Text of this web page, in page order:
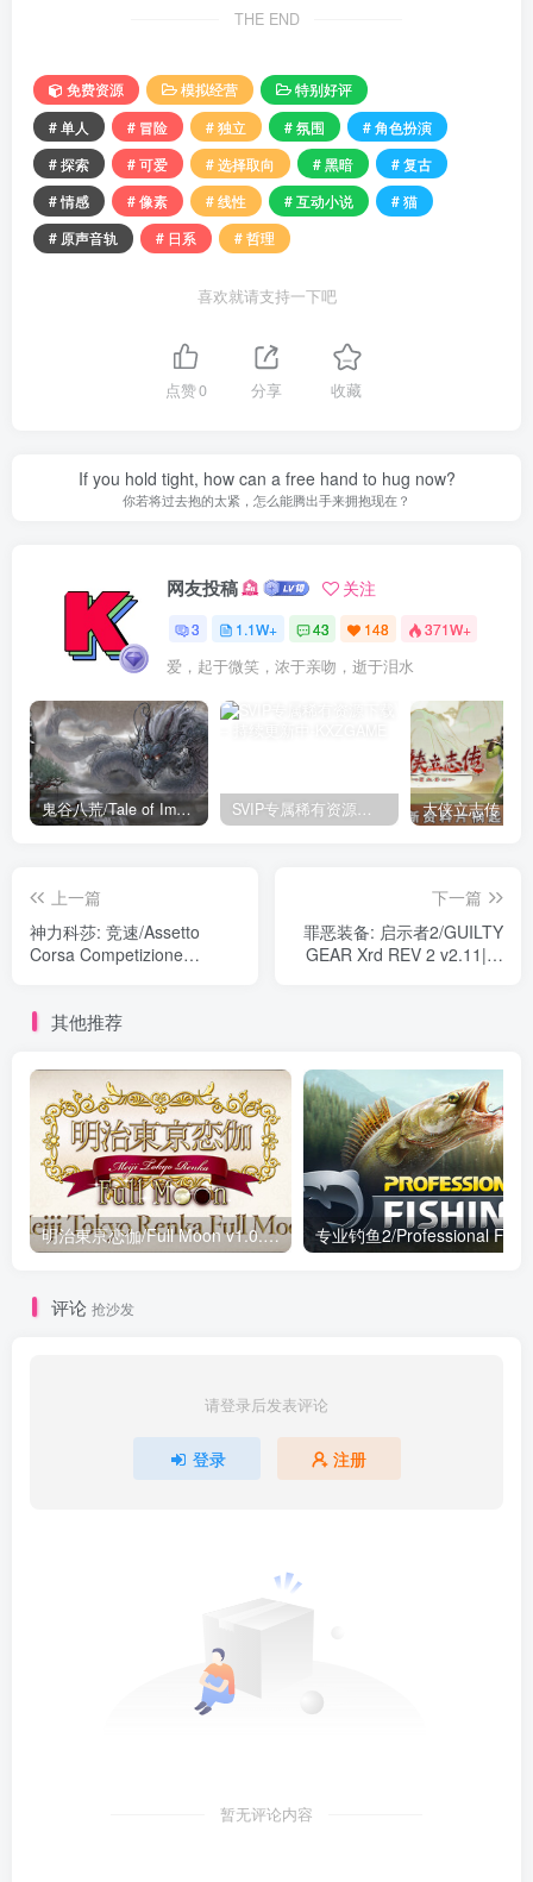
THE END
免费资源 模拟经营
特别好评
# 单人
# 冒险 # 独立 # 氛围
# 角色扮演
# 探索
# 可爱 # 选择取向 # 黑暗
# 复古
# 情感
# 像素 # 线性 # 互动小说
# 猫
# 原声音轨
# 日系 # 哲理
喜欢就请支持一下吧
点赞0 分享 收藏
If you hold tight, how can a free hand to hug now?
你若将过去抱的太紧，怎么能腾出手来拥抱现在？
网友投稿 关注
3 1.1W+ 43 148 371W+
爱，起于微笑，浓于亲吻，逝于泪水
鬼谷八荒/Tale of Immortal v1.2.105.259|角色扮演|容量27.4GB|免安装绿色中文版 SVIP专属稀有资源下载 – 持续更新中
上一篇
神力科莎: 竞速/Assetto
Corsa Competizione
下一篇
罪恶装备: 启示者2/GUILTY
GEAR Xrd REV 2 v2.11|动
其他推荐
明治東亰恋伽/Full Moon v1.0.0|视觉小说|容量3.4GB|免安装绿色中文版
评论 抢沙发
请登录后发表评论
登录 注册
暂无评论内容